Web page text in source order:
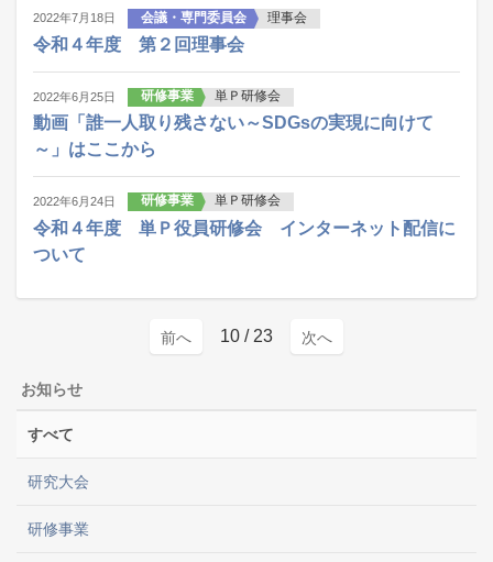
2022年7月18日 会議・専門委員会 理事会
令和４年度 第２回理事会
2022年6月25日 研修事業 単Ｐ研修会
動画「誰一人取り残さない～SDGsの実現に向けて
～」はここから
2022年6月24日 研修事業 単Ｐ研修会
令和４年度 単Ｐ役員研修会 インターネット配信に
ついて
前へ 10 / 23 次へ
お知らせ
すべて
研究大会
研修事業